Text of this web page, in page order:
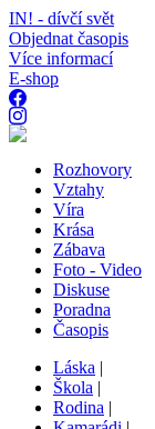
IN! - dívčí svět
Objednat časopis
Více informací
E-shop
Rozhovory
Vztahy
Víra
Krása
Zábava
Foto - Video
Diskuse
Poradna
Časopis
Láska |
Škola |
Rodina |